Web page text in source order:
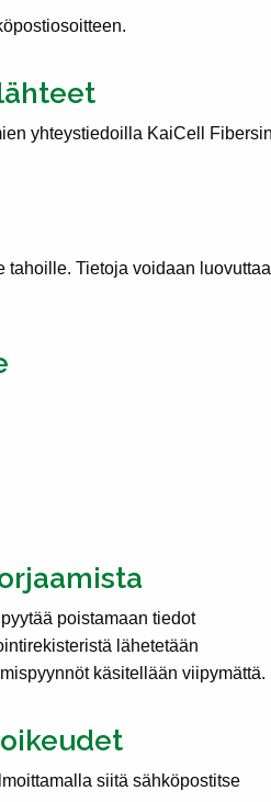
yhteystiedoilla KaiCell Fibersin
Tietoja voidaan luovuttaa
poistamaan tiedot
lähetetään
käsitellään viipymättä.
siitä sähköpostitse